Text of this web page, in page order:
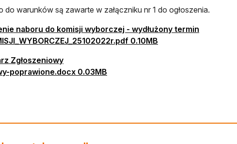
warunków są zawarte w załączniku nr 1 do ogłoszenia.
naboru do komisji wyborczej - wydłużony termin
0.10MB
Zgłoszeniowyotwiera się w nowej karcie
poprawione.docx 0.03MB